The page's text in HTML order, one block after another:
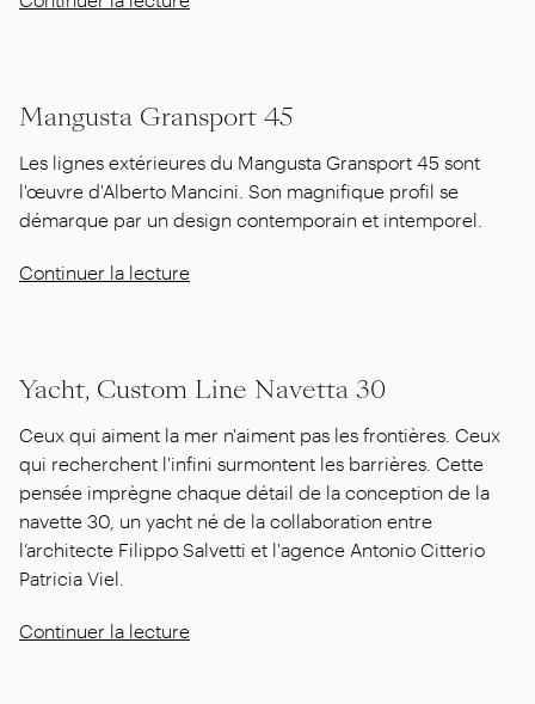
Mangusta Gransport 45
Les lignes extérieures du Mangusta Gransport 45 sont
l'œuvre d'Alberto Mancini. Son magnifique profil se
démarque par un design contemporain et intemporel.
Continuer la lecture
Yacht, Custom Line Navetta 30
Ceux qui aiment la mer n'aiment pas les frontières. Ceux
qui recherchent l'infini surmontent les barrières. Cette
pensée imprègne chaque détail de la conception de la
navette 30, un yacht né de la collaboration entre
l’architecte Filippo Salvetti et l'agence Antonio Citterio
Patricia Viel.
Continuer la lecture